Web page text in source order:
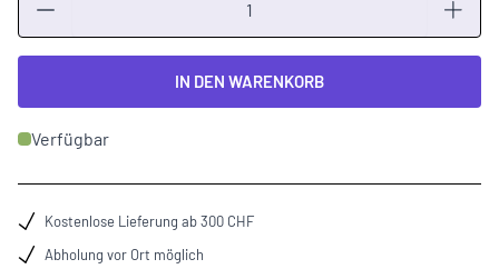
IN DEN WARENKORB
Verfügbar
Kostenlose Lieferung ab 300 CHF
Abholung vor Ort möglich